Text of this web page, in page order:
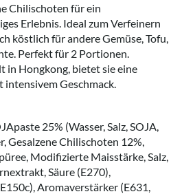
Chilischoten für ein
Erlebnis. Ideal zum Verfeinern
köstlich für andere Gemüse, Tofu,
Perfekt für 2 Portionen.
in Hongkong, bietet sie eine
Geschmack.
25% (Wasser, Salz, SOJA,
Gesalzene Chilischoten 12%,
Modifizierte Maisstärke, Salz,
Säure (E270),
Aromaverstärker (E631,